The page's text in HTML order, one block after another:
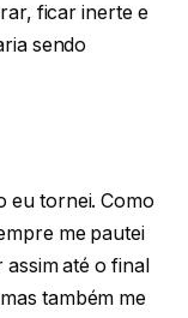
ficar inerte e
sendo
eu tornei. Como
me pautei
até o final
também me